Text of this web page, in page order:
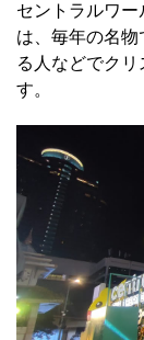
セントラルワ
は、毎年の名
る人などでク
す。